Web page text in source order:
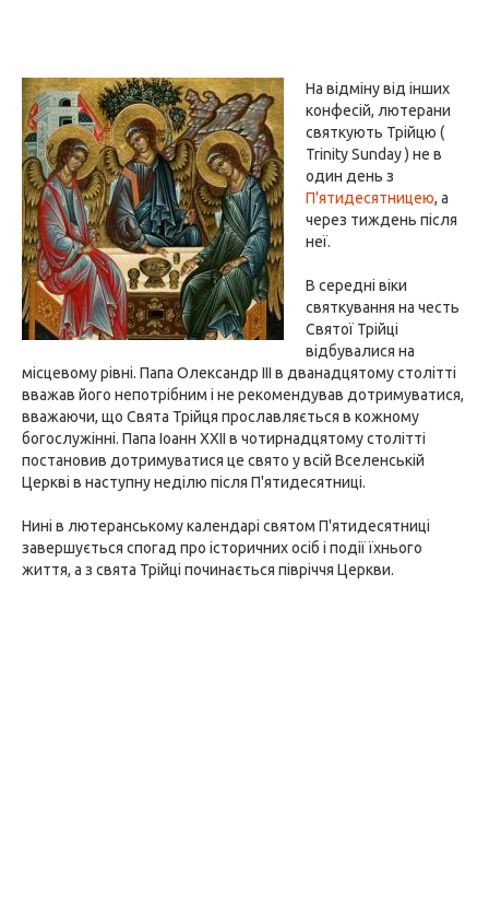
На відміну від інших
конфесій, лютерани
святкують Трійцю (
Trinity Sunday ) не в
один день з
П'ятидесятницею, а
через тиждень після
неї.
В середні віки
святкування на честь
Святої Трійці
відбувалися на
місцевому рівні. Папа Олександр III в дванадцятому столітті
вважав його непотрібним і не рекомендував дотримуватися,
вважаючи, що Свята Трійця прославляється в кожному
богослужінні. Папа Іоанн XXII в чотирнадцятому столітті
постановив дотримуватися це свято у всій Вселенській
Церкві в наступну неділю після П'ятидесятниці.
Нині в лютеранському календарі святом П'ятидесятниці
завершується спогад про історичних осіб і події їхнього
життя, а з свята Трійці починається півріччя Церкви.